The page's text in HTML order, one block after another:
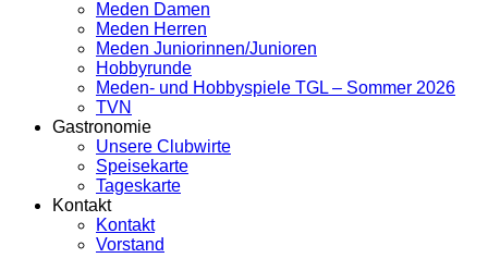
Meden Damen
Meden Herren
Meden Juniorinnen/Junioren
Hobbyrunde
Meden- und Hobbyspiele TGL – Sommer 2026
TVN
Gastronomie
Unsere Clubwirte
Speisekarte
Tageskarte
Kontakt
Kontakt
Vorstand